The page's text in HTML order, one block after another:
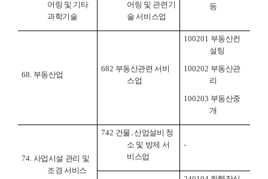
등
어링 및 기타
과학기술
어링 및 관련기
술 서비스업
68. 부동산업
682 부동산관련 서비
스업
100201 부동산컨
설팅
100202 부동산관
리
100203 부동산중
개
74. 사업시설 관리 및
조경 서비스
742 건물 ․산업설비 청
소 및 방제 서
비스업
-